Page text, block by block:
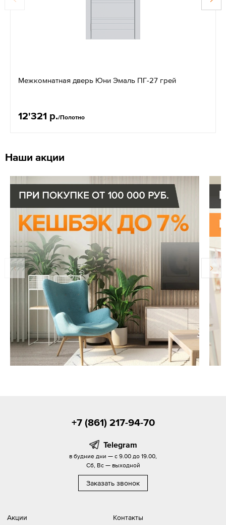
Межкомнатная дверь Юни Эмаль ПГ-27 грей
12'321 р./Полотно
Наши акции
Акции Контакты
+7 (861) 217-94-70
Telegram
в будние дни — с 9.00 до 19.00,
Сб, Вс — выходной
Заказать звонок